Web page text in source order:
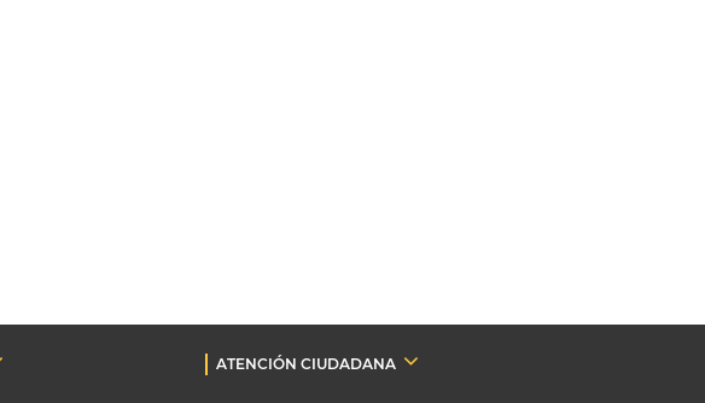
ATENCIÓN CIUDADANA